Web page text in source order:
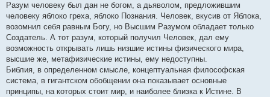
Разум человеку был дан не богом, а дьяволом, предложившим
человеку яблоко греха, яблоко Познания. Человек, вкусив от Яблока,
возомнил себя равным Богу, но Высшим Разумом обладает только
Создатель. А тот разум, который получил Человек, дал ему
возможность открывать лишь низшие истины физического мира,
высшие же, метафизические истины, ему недоступны.
Библия, в определенном смысле, концептуальная философская
система, в гигантском обобщении она показывает основные
принципы, на которых стоит мир, и наиболее близка к Истине. В